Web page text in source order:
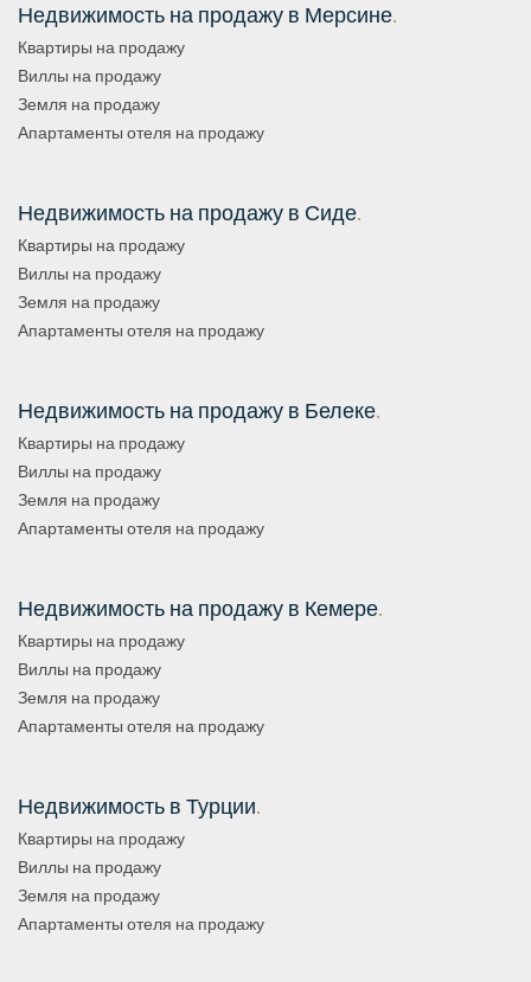
Недвижимость на продажу в Мерсине.
Квартиры на продажу
Виллы на продажу
Земля на продажу
Апартаменты отеля на продажу
Недвижимость на продажу в Сиде.
Квартиры на продажу
Виллы на продажу
Земля на продажу
Апартаменты отеля на продажу
Недвижимость на продажу в Белеке.
Квартиры на продажу
Виллы на продажу
Земля на продажу
Апартаменты отеля на продажу
Недвижимость на продажу в Кемере.
Квартиры на продажу
Виллы на продажу
Земля на продажу
Апартаменты отеля на продажу
Недвижимость в Турции.
Квартиры на продажу
Виллы на продажу
Земля на продажу
Апартаменты отеля на продажу